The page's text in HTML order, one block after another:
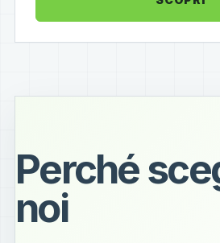
Perché
noi